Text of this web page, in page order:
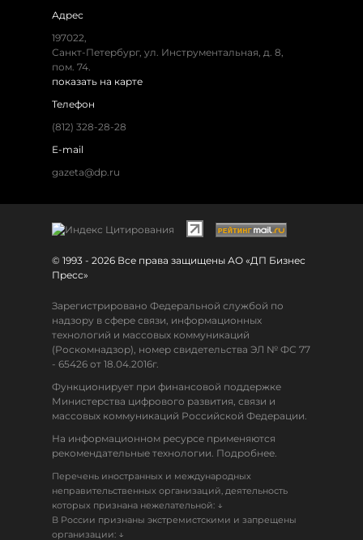
Адрес
197022,
Санкт-Петербург, ул. Инструментальная, д. 8,
пом. 74.
показать на карте
Телефон
(812) 328-28-28
E-mail
gazeta@dp.ru
© 1993 - 2026 Все права защищены АО «ДП Бизнес
Пресс»
Зарегистрировано Федеральной службой по
надзору в сфере связи, информационных
технологий и массовых коммуникаций
(Роскомнадзор), номер свидетельства ЭЛ № ФС 77
- 65426 от 18.04.2016г.
Функционирует при финансовой поддержке
Министерства цифрового развития, связи и
массовых коммуникаций Российской Федерации.
На информационном ресурсе применяются
рекомендательные технологии. Подробнее.
Перечень иностранных и международных
неправительственных организаций, деятельность
которых признана нежелательной: ↓
В России признаны экстремистскими и запрещены
организации: ↓